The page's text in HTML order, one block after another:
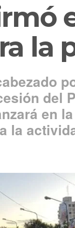
la
del
en
la